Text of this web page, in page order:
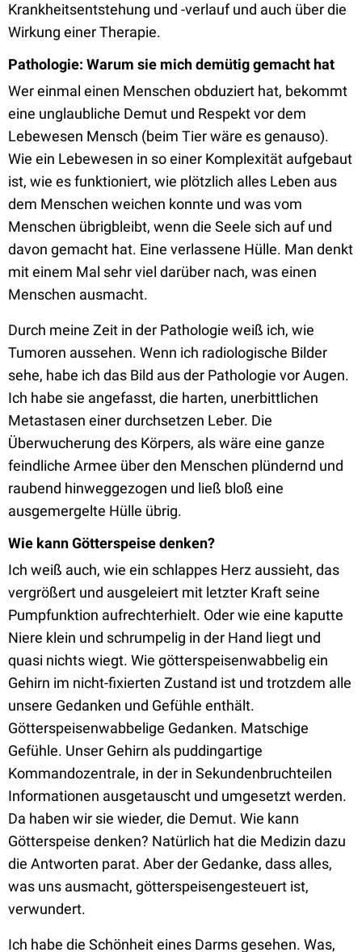
Krankheitsentstehung und -verlauf und auch über die
Wirkung einer Therapie.
Pathologie: Warum sie mich demütig gemacht hat
Wer einmal einen Menschen obduziert hat, bekommt
eine unglaubliche Demut und Respekt vor dem
Lebewesen Mensch (beim Tier wäre es genauso).
Wie ein Lebewesen in so einer Komplexität aufgebaut
ist, wie es funktioniert, wie plötzlich alles Leben aus
dem Menschen weichen konnte und was vom
Menschen übrigbleibt, wenn die Seele sich auf und
davon gemacht hat. Eine verlassene Hülle. Man denkt
mit einem Mal sehr viel darüber nach, was einen
Menschen ausmacht.
Durch meine Zeit in der Pathologie weiß ich, wie
Tumoren aussehen. Wenn ich radiologische Bilder
sehe, habe ich das Bild aus der Pathologie vor Augen.
Ich habe sie angefasst, die harten, unerbittlichen
Metastasen einer durchsetzen Leber. Die
Überwucherung des Körpers, als wäre eine ganze
feindliche Armee über den Menschen plündernd und
raubend hinweggezogen und ließ bloß eine
ausgemergelte Hülle übrig.
Wie kann Götterspeise denken?
Ich weiß auch, wie ein schlappes Herz aussieht, das
vergrößert und ausgeleiert mit letzter Kraft seine
Pumpfunktion aufrechterhielt. Oder wie eine kaputte
Niere klein und schrumpelig in der Hand liegt und
quasi nichts wiegt. Wie götterspeisenwabbelig ein
Gehirn im nicht-fixierten Zustand ist und trotzdem alle
unsere Gedanken und Gefühle enthält.
Götterspeisenwabbelige Gedanken. Matschige
Gefühle. Unser Gehirn als puddingartige
Kommandozentrale, in der in Sekundenbruchteilen
Informationen ausgetauscht und umgesetzt werden.
Da haben wir sie wieder, die Demut. Wie kann
Götterspeise denken? Natürlich hat die Medizin dazu
die Antworten parat. Aber der Gedanke, dass alles,
was uns ausmacht, götterspeisengesteuert ist,
verwundert.
Ich habe die Schönheit eines Darms gesehen. Was,